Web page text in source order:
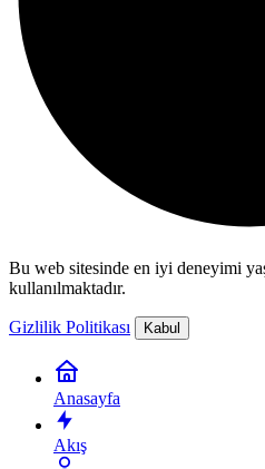
Bu web sitesinde en iyi deneyimi
kullanılmaktadır.
Gizlilik Politikası Kabul
Anasayfa
Akış